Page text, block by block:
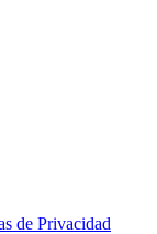
de Privacidad